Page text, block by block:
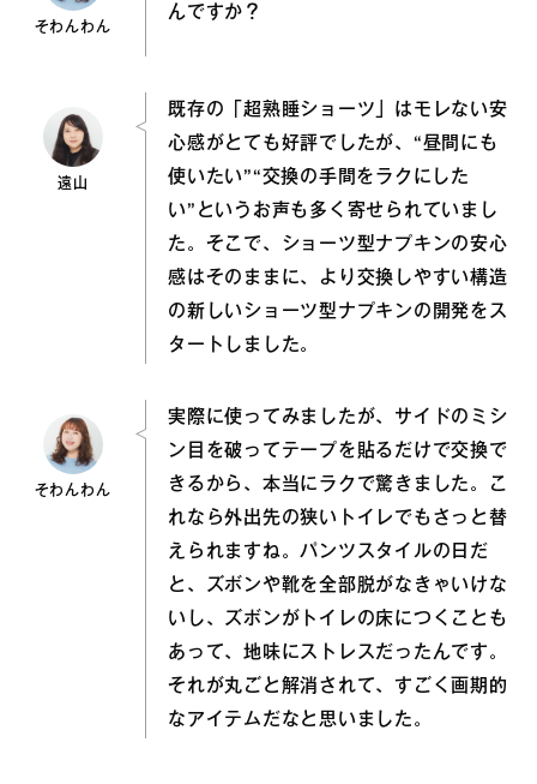
そわんわん
んですか？
遠山
既存の「超熟睡ショーツ」はモレない安
心感がとても好評でしたが、“昼間にも
使いたい”“交換の手間をラクにした
い”というお声も多く寄せられていまし
た。そこで、ショーツ型ナプキンの安心
感はそのままに、より交換しやすい構造
の新しいショーツ型ナプキンの開発をス
タートしました。
そわんわん
実際に使ってみましたが、サイドのミシ
ン目を破ってテープを貼るだけで交換で
きるから、本当にラクで驚きました。こ
れなら外出先の狭いトイレでもさっと替
えられますね。パンツスタイルの日だ
と、ズボンや靴を全部脱がなきゃいけな
いし、ズボンがトイレの床につくことも
あって、地味にストレスだったんです。
それが丸ごと解消されて、すごく画期的
なアイテムだなと思いました。